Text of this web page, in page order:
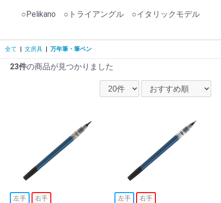
○Pelikano ○トライアングル ○イタリックモデル
全て 文房具 万年筆・筆ペン
23件の商品が見つかりました
左手 右手 左手 右手